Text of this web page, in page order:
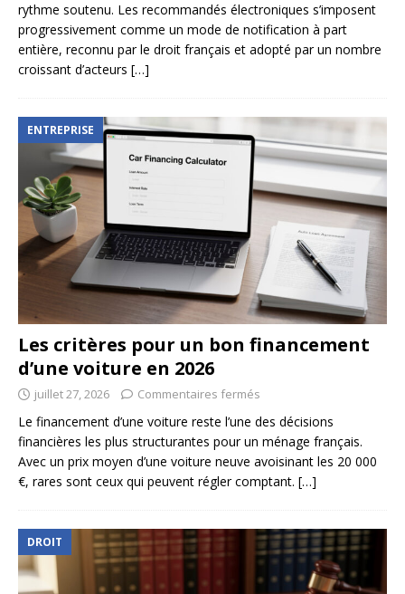
rythme soutenu. Les recommandés électroniques s’imposent
progressivement comme un mode de notification à part
entière, reconnu par le droit français et adopté par un nombre
croissant d’acteurs […]
ENTREPRISE
Les critères pour un bon financement
d’une voiture en 2026
juillet 27, 2026 Commentaires fermés
Le financement d’une voiture reste l’une des décisions
financières les plus structurantes pour un ménage français.
Avec un prix moyen d’une voiture neuve avoisinant les 20 000
€, rares sont ceux qui peuvent régler comptant. […]
DROIT